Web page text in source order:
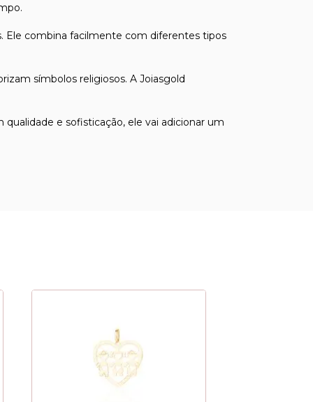
Ele combina facilmente com diferentes tipos
símbolos religiosos. A Joiasgold
e sofisticação, ele vai adicionar um